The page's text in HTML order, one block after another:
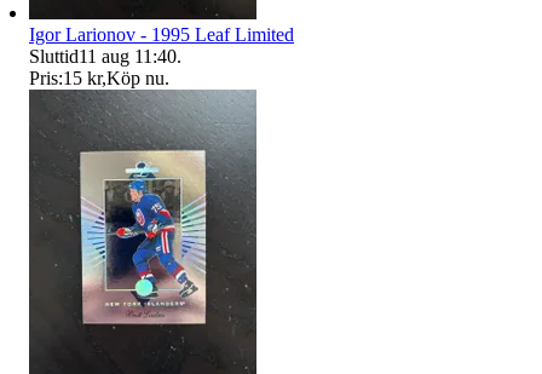
Igor Larionov - 1995 Leaf Limited
Sluttid11 aug 11:40.
Pris:15 kr,Köp nu.